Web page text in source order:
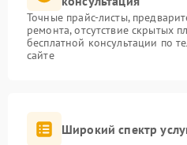
Точные прайс-листы,
ремонта, отсутствие скрытых
бесплатной консультации по
сайте
Широкий спектр